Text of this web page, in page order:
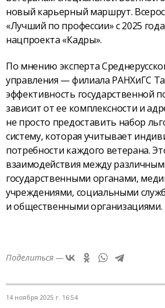
новый карьерный маршрут.
«Лучший по профессии» с 2025
нацпроекта «Кадры».
По мнению эксперта
управления — филиала РАНХиГС
эффективность государственной
зависит от ее комплексности и
не просто предоставить набор
систему, которая учитывает
потребности каждого ветерана.
взаимодействия между
государственными органами,
учреждениями, социальными
и общественными организациями.
Поделиться —
14 ноября 2025 г. 16:54